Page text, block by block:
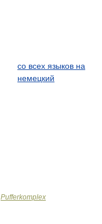
со всех языков на
немецкий
Pufferkomplex